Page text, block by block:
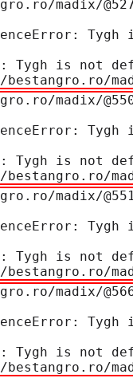
madix/
Tygh is not
bestangro.ro/
madix/
Tygh is not
bestangro.ro/
madix/
Tygh is not
bestangro.ro/
madix/
Tygh is not
bestangro.ro/